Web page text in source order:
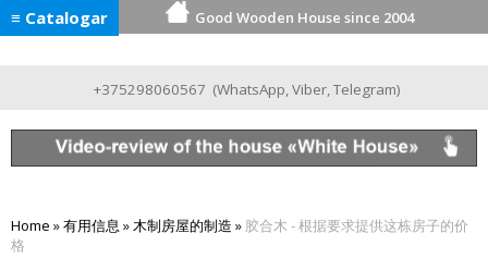
≡ Catalogar Good Wooden House since 2004
+375298060567 (WhatsApp,Viber,Telegram)
Home »有用信息 »木制房屋的制造 » 胶合木 - 根据要求提供这栋房子的价
格